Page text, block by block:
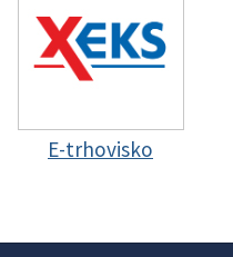
E-trhovisko